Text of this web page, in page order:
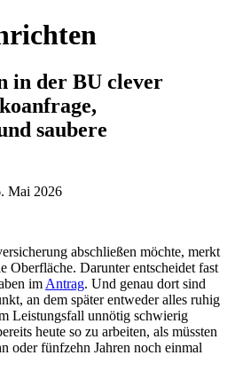
in der BU clever
saubere
Mai 2026
abschließen möchte, merkt
Oberfläche. Darunter entscheidet fast
im Antrag. Und genau dort sind
an dem später entweder alles ruhig
Leistungsfall unnötig schwierig
heute so zu arbeiten, als müssten
oder fünfzehn Jahren noch einmal